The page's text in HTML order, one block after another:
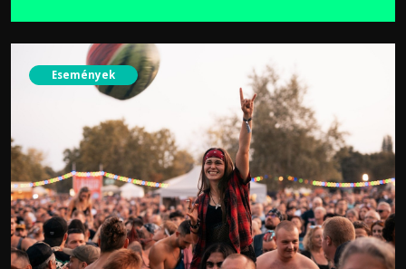
Események